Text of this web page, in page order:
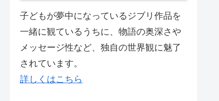
子どもが夢中になっているジブリ作品を
一緒に観ているうちに、物語の奥深さや
メッセージ性など、独自の世界観に魅了
されています。
詳しくはこちら